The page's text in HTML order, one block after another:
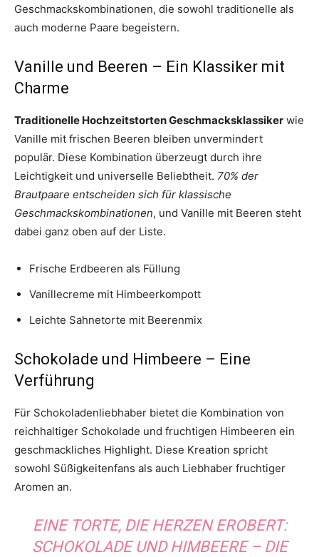
Geschmackskombinationen, die sowohl traditionelle als
auch moderne Paare begeistern.
Vanille und Beeren – Ein Klassiker mit
Charme
Traditionelle Hochzeitstorten Geschmacksklassiker wie
Vanille mit frischen Beeren bleiben unvermindert
populär. Diese Kombination überzeugt durch ihre
Leichtigkeit und universelle Beliebtheit. 70% der
Brautpaare entscheiden sich für klassische
Geschmackskombinationen, und Vanille mit Beeren steht
dabei ganz oben auf der Liste.
Frische Erdbeeren als Füllung
Vanillecreme mit Himbeerkompott
Leichte Sahnetorte mit Beerenmix
Schokolade und Himbeere – Eine
Verführung
Für Schokoladenliebhaber bietet die Kombination von
reichhaltiger Schokolade und fruchtigen Himbeeren ein
geschmackliches Highlight. Diese Kreation spricht
sowohl Süßigkeitenfans als auch Liebhaber fruchtiger
Aromen an.
EINE TORTE, DIE HERZEN EROBERT:
SCHOKOLADE UND HIMBEERE – DIE